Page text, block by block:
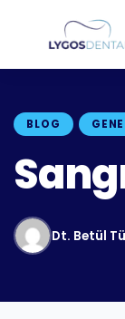
BLOG
Dt. Betül